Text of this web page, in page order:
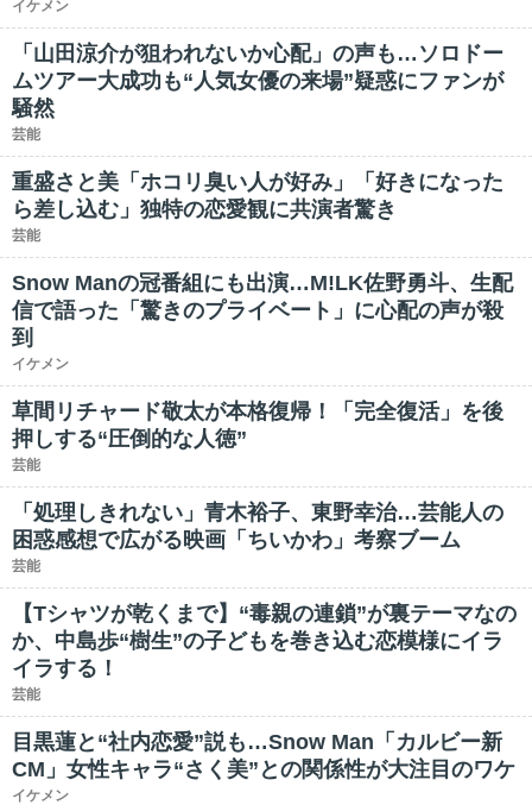
イケメン
「山田涼介が狙われないか心配」の声も…ソロドー
ムツアー大成功も“人気女優の来場”疑惑にファンが
騒然
芸能
重盛さと美「ホコリ臭い人が好み」「好きになった
ら差し込む」独特の恋愛観に共演者驚き
芸能
Snow Manの冠番組にも出演…M!LK佐野勇斗、生配
信で語った「驚きのプライベート」に心配の声が殺
到
イケメン
草間リチャード敬太が本格復帰！「完全復活」を後
押しする“圧倒的な人徳”
芸能
「処理しきれない」青木裕子、東野幸治…芸能人の
困惑感想で広がる映画「ちいかわ」考察ブーム
芸能
【Tシャツが乾くまで】“毒親の連鎖”が裏テーマなの
か、中島歩“樹生”の子どもを巻き込む恋模様にイラ
イラする！
芸能
目黒蓮と“社内恋愛”説も…Snow Man「カルビー新
CM」女性キャラ“さく美”との関係性が大注目のワケ
イケメン